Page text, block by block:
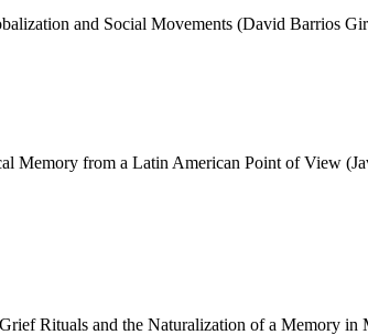
and Social Movements (David Barrios
Memory from a Latin American Point of View
Rituals and the Naturalization of a Memory in